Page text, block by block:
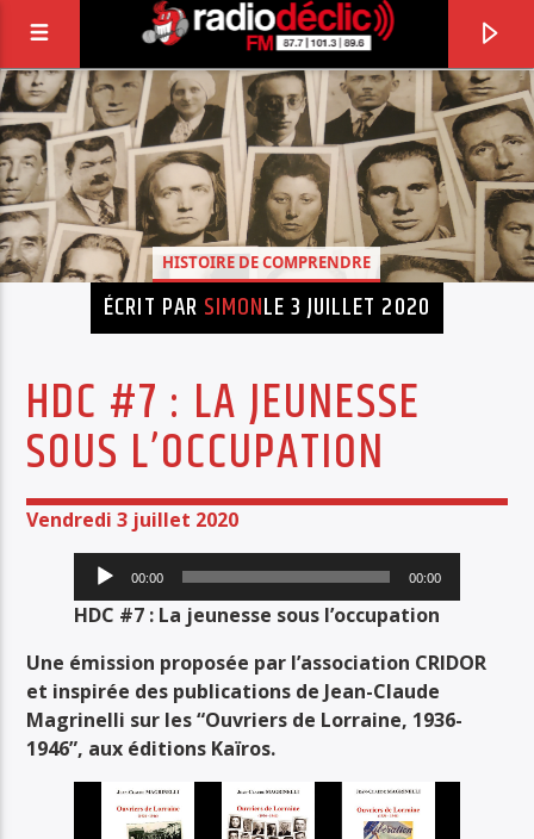
RADIO DÉCLIC
VOTRE RADIO ASSOCIATIVE EN TERRES DE
LORRAINE
PISTE ACTUELLE
JUNGLE FEVER
TOUT LE ROCK UNDERGROUND PRÉSENTÉ PAR SYNED TONETTA
Radio Déclic
HISTOIRE DE COMPRENDRE
ÉCRIT PAR SIMONLE 3 JUILLET 2020
HDC #7 : LA JEUNESSE
SOUS L’OCCUPATION
Vendredi 3 juillet 2020
Lecteur
audio
00:00 00:00
HDC #7 : La jeunesse sous l’occupation
Une émission proposée par l’association CRIDOR
et inspirée des publications de Jean-Claude
Magrinelli sur les “Ouvriers de Lorraine, 1936-
1946”, aux éditions Kaïros.